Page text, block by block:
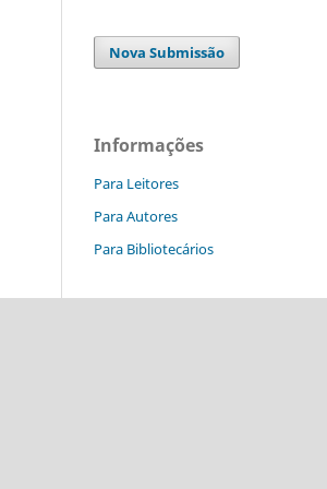
Nova Submissão
Informações
Para Leitores
Para Autores
Para Bibliotecários